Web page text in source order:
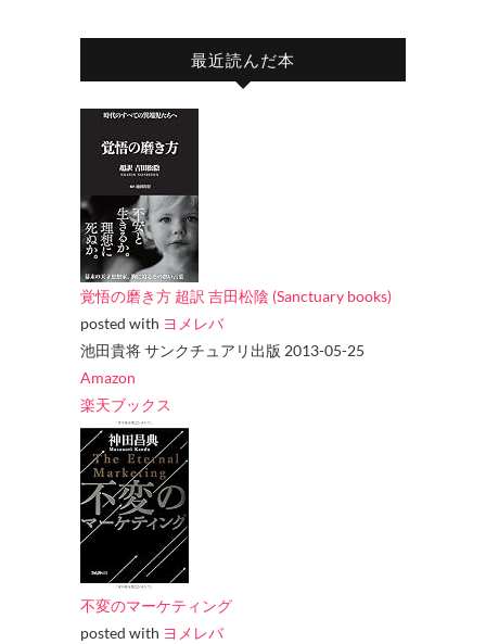
最近読んだ本
覚悟の磨き方 超訳 吉田松陰 (Sanctuary books)
posted with ヨメレバ
池田貴将 サンクチュアリ出版 2013-05-25
Amazon
楽天ブックス
不変のマーケティング
posted with ヨメレバ